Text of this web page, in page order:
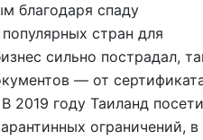
благодаря спаду
стран для
сильно пострадал,
— от
2019 году Таиланд
ограничений, в